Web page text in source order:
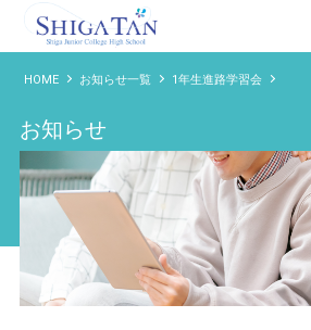
滋賀短期大学附属高等学校
HOME
お知らせ一覧 1年生進路学習会
お知らせ